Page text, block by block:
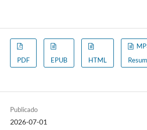
PDF EPUB HTML
Publicado
2026-07-01